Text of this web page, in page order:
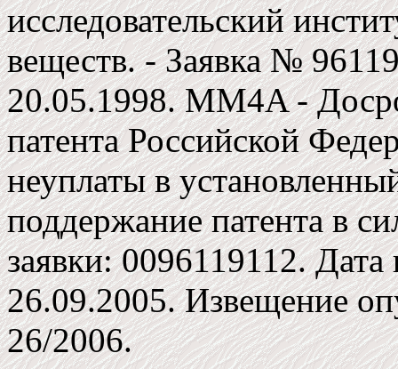
исследовательский
веществ. - Заявка №
20.05.1998. MM4A -
патента Российской
неуплаты в
поддержание патента в
заявки: 0096119112.
26.09.2005. Извещение
26/2006.